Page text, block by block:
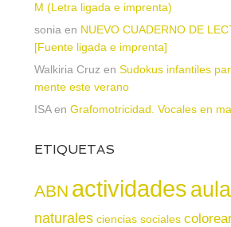
M (Letra ligada e imprenta)
sonia en NUEVO CUADERNO DE
[Fuente ligada e imprenta]
Walkiria Cruz en Sudokus infantiles
mente este verano
ISAen Grafomotricidad. Vocales en
ETIQUETAS
ABN actividadesaula
naturales ciencias sociales